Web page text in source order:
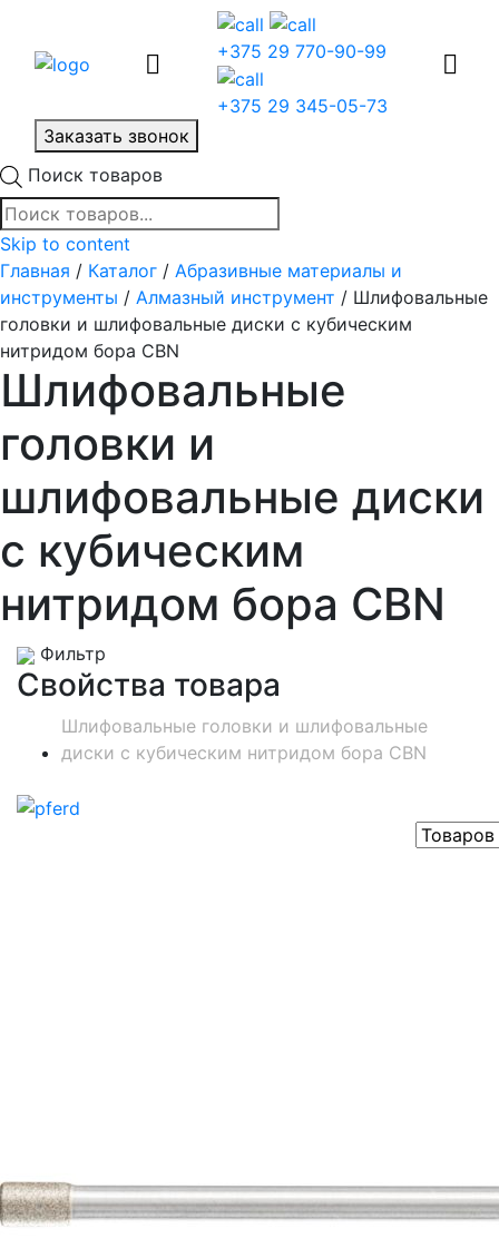
+375 29 770-90-99
+375 29 345-05-73
Заказать звонок
Поиск товаров
Skip to content
Главная / Каталог / Абразивные материалы и
инструменты / Алмазный инструмент / Шлифовальные
головки и шлифовальные диски с кубическим
нитридом бора CBN
Шлифовальные
головки и
шлифовальные диски
с кубическим
нитридом бора CBN
Фильтр
Свойства товара
Шлифовальные головки и шлифовальные
диски с кубическим нитридом бора CBN